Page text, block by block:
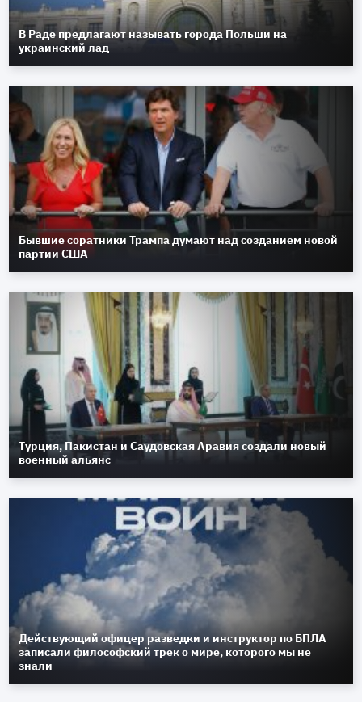
В Раде предлагают называть города Польши на
украинский лад
Бывшие соратники Трампа думают над созданием новой
партии США
Турция, Пакистан и Саудовская Аравия создали новый
военный альянс
Действующий офицер разведки и инструктор по БПЛА
записали философский трек о мире, которого мы не
знали